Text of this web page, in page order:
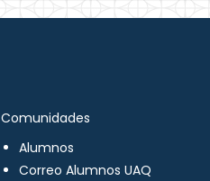
Comunidades
Alumnos
Correo Alumnos UAQ